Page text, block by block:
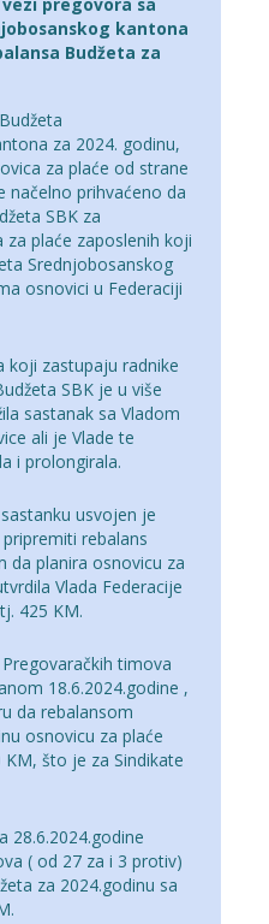
kantona
Budžeta za
za 2024. godinu,
za plaće od strane
načelno prihvaćeno da
SBK za
za plaće zaposlenih koji
Srednjobosanskog
osnovici u Federaciji
koji zastupaju radnike
SBK je u više
sastanak sa Vladom
ali je Vlade te
i prolongirala.
usvojen je
rebalans
da planira osnovicu za
Vlada Federacije
425 KM.
timova
18.6.2024.godine ,
da rebalansom
osnovicu za plaće
što je za Sindikate
28.6.2024.godine
( od 27 za i 3 protiv)
za 2024.godinu sa